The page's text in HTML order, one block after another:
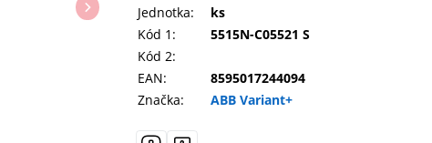
Jednotka:
ks
Kód 1:
5515N-C05521 S
Kód 2:
EAN:
8595017244094
Značka:
ABB Variant+